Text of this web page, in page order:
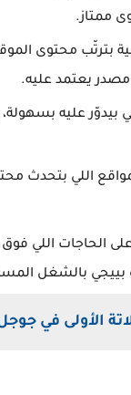
ممتاز.
بترتّب محتوى
يعتمد عليه.
بيدوّر عليه
اللي بتحدث
الحاجات اللي
بييجي بالشغل
الأولى في